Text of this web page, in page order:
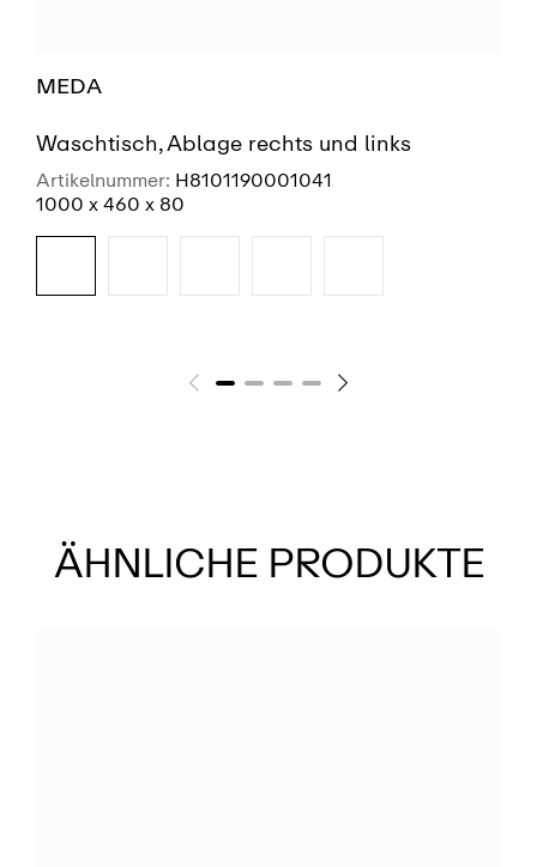
MEDA
Waschtisch, Ablage rechts und links
Artikelnummer: H8101190001041
1000 x 460 x 80
ÄHNLICHE PRODUKTE